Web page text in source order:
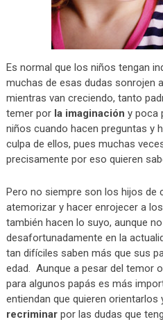
Es normal que los niños tengan
muchas de esas dudas sonrojen
mientras van creciendo, tanto
temer por la imaginación y poca
niños cuando hacen preguntas y
culpa de ellos, pues muchas
precisamente por eso quieren
Pero no siempre son los hijos de
atemorizar y hacer enrojecer a
también hacen lo suyo, aunque
desafortunadamente en la
tan difíciles saben más que sus
edad. Aunque a pesar del temor
para algunos papás es más
entiendan que quieren orientarlos
recriminarpor las dudas que